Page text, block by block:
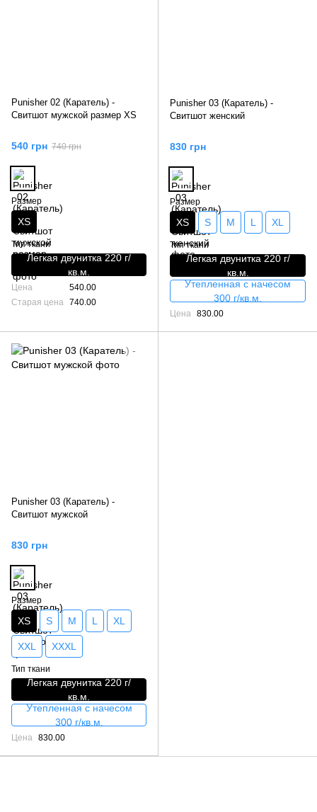
Punisher 02 (Каратель) -
Свитшот мужской размер XS
540 грн 740 грн
Размер
XS
Тип ткани
Легкая двунитка 220 г/
кв.м.
Цена
540.00
Старая цена 740.00
Punisher 03 (Каратель) -
Свитшот женский
830 грн
Размер
XS S M L XL
Тип ткани
Легкая двунитка 220 г/
кв.м.
Утепленная с начесом
300 г/кв.м.
Цена 830.00
Punisher 03 (Каратель) -
Свитшот мужской
830 грн
Размер
XS S M L XL
XXL XXXL
Тип ткани
Легкая двунитка 220 г/
кв.м.
Утепленная с начесом
300 г/кв.м.
Цена 830.00